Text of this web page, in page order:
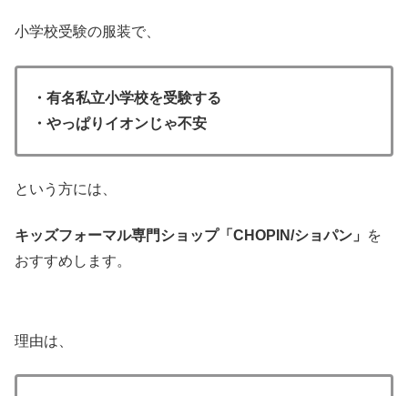
小学校受験の服装で、
・有名私立小学校を受験する
・やっぱりイオンじゃ不安
という方には、
キッズフォーマル専門ショップ「CHOPIN/ショパン」
を
おすすめします。
理由は、